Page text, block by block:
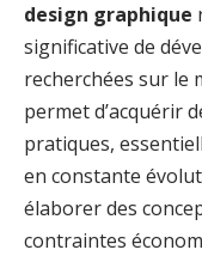
design graphique
significative de
recherchées sur le
permet d’acquérir
pratiques,
en constante
élaborer des
contraintes